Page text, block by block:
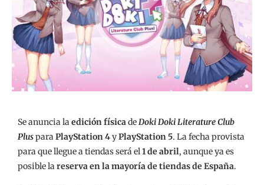
Se anuncia laedición físicadeDoki Doki Literature Club
PlusparaPlayStation 4yPlayStation 5. La fecha provista
para que llegue a tiendas será el1 de abril, aunque ya es
posible lareserva en la mayoría de tiendas de España.